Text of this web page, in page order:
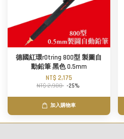
德國紅環rOtring 800型 製圖自
動鉛筆 黑色 0.5mm
NT$ 2,175
NT$ 2,900 -25%
加入購物車